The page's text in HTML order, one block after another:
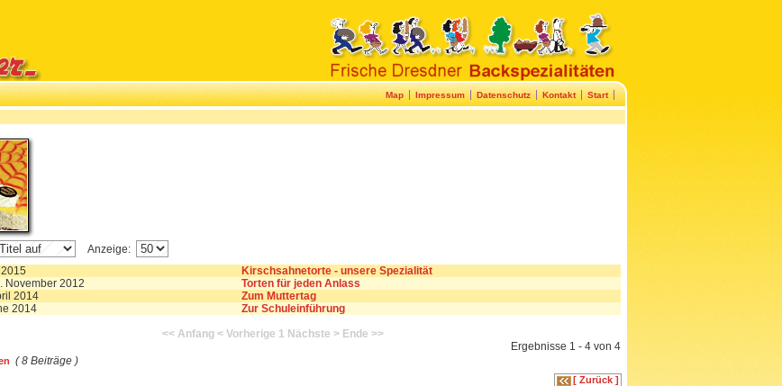
Start
Kontakt
Datenschutz
Impressum
Map
Anzeige:
Kirschsahnetorte - unsere Spezialität
November 2012
Torten für jeden Anlass
2014
Zum Muttertag
2014
Zur Schuleinführung
<< Anfang < Vorherige 1 Nächste > Ende >>
Ergebnisse 1 - 4 von 4
( 8 Beiträge )
[ Zurück ]